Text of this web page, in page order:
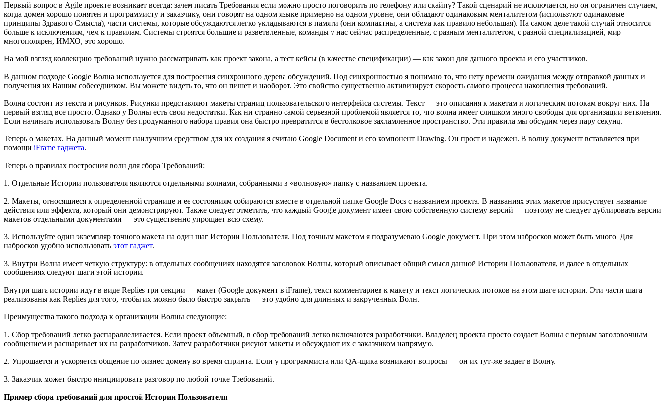
Первый вопрос в Agile проекте возникает всегда: зачем писать Требования если можно просто поговорить по телефону или скайпу? Такой сценарий не исключается, но он ограничен случаем,
когда домен хорошо понятен и программисту и заказчику, они говорят на одном языке примерно на одном уровне, они обладают одинаковым менталитетом (используют одинаковые
принципы Здравого Смысла), части системы, которые обсуждаются легко укладываются в памяти (они компактны, а система как правило небольшая). На самом деле такой случай относится
больше к исключениям, чем к правилам. Системы строятся большие и разветвленные, команды у нас сейчас распределенные, с разным менталитетом, с разной специализацией, мир
многополярен, ИМХО, это хорошо.
На мой взгляд коллекцию требований нужно рассматривать как проект закона, а тест кейсы (в качестве спецификации) — как закон для данного проекта и его участников.
В данном подходе Google Волна используется для построения синхронного дерева обсуждений. Под синхронностью я понимаю то, что нету времени ожидания между отправкой данных и
получения их Вашим собеседником. Вы можете видеть то, что он пишет и наоборот. Это свойство существенно активизирует скорость самого процесса накопления требований.
Волна состоит из текста и рисунков. Рисунки представляют макеты страниц пользовательского интерфейса системы. Текст — это описания к макетам и логическим потокам вокруг них. На
первый взгляд все просто. Однако у Волны есть свои недостатки. Как ни странно самой серьезной проблемой является то, что волна имеет слишком много свободы для организации ветвления.
Если начинать использовать Волну без продуманного набора правил она быстро превратится в бестолковое захламленное пространство. Эти правила мы обсудим через пару секунд.
Теперь о макетах. На данный момент наилучшим средством для их создания я считаю Google Document и его компонент Drawing. Он прост и надежен. В волну документ вставляется при
помощи iFrame гаджета.
Теперь о правилах построения волн для сбора Требований:
1. Отдельные Истории пользователя являются отдельными волнами, собранными в «волновую» папку с названием проекта.
2. Макеты, относящиеся к определенной странице и ее состояниям собираются вместе в отдельной папке Google Docs с названием проекта. В названиях этих макетов присуствует название
действия или эффекта, который они демонстрируют. Также следует отметить, что каждый Google документ имеет свою собственную систему версий — поэтому не следует дублировать версии
макетов отдельными документами — это существенно упрощает всю схему.
3. Используйте один экземпляр точного макета на один шаг Истории Пользователя. Под точным макетом я подразумеваю Google документ. При этом набросков может быть много. Для
набросков удобно использовать этот гаджет.
3. Внутри Волна имеет четкую структуру: в отдельных сообщениях находятся заголовок Волны, который описывает общий смысл данной Истории Пользователя, и далее в отдельных
сообщениях следуют шаги этой истории.
Внутри шага истории идут в виде Replies три секции — макет (Google документ в iFrame), текст комментариев к макету и текст логических потоков на этом шаге истории. Эти части шага
реализованы как Replies для того, чтобы их можно было быстро закрыть — это удобно для длинных и закрученных Волн.
Преимущества такого подхода к организации Волны следующие:
1. Сбор требований легко распараллеливается. Если проект объемный, в сбор требований легко включаются разработчики. Владелец проекта просто создает Волны с первым заголовочным
сообщением и расшаривает их на разработчиков. Затем разработчики рисуют макеты и обсуждают их с заказчиком напрямую.
2. Упрощается и ускоряется общение по бизнес домену во время спринта. Если у программиста или QA-щика возникают вопросы — он их тут-же задает в Волну.
3. Заказчик может быстро инициировать разговор по любой точке Требований.
Пример сбора требований для простой Истории Пользователя